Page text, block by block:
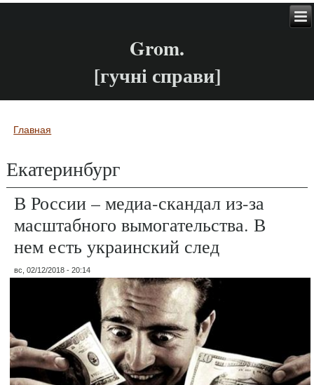
Grom.
[гучні справи]
Вы здесь
Главная
Екатеринбург
В России – медиа-скандал из-за
масштабного вымогательства. В
нем есть украинский след
вс, 02/12/2018 - 20:14